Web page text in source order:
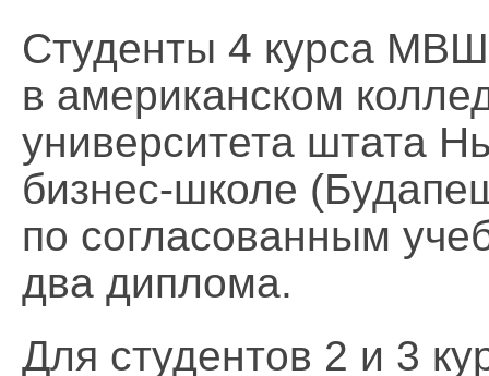
Студенты 4 курса МВШ
в американском
университета штата
бизнес-школе
по согласованным
два диплома.
Для студентов 2 и 3